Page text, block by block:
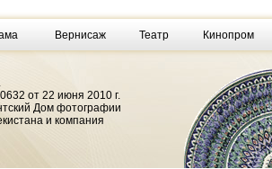
Вернисаж Театр Кинопром
от 22 июня 2010 г.
Дом фотографии
и компания